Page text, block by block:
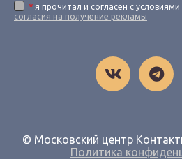
* я прочитал и согласен с условиями
согласия на получение рекламы
© Московский центр
Политика